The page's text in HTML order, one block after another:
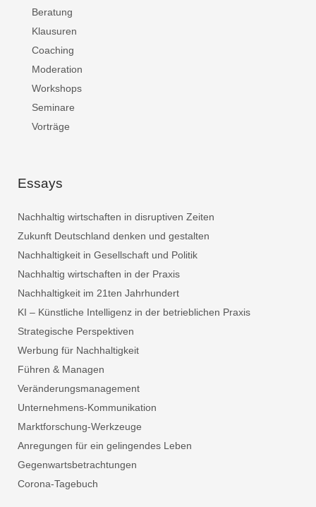
Beratung
Klausuren
Coaching
Moderation
Workshops
Seminare
Vorträge
Essays
Nachhaltig wirtschaften in disruptiven Zeiten
Zukunft Deutschland denken und gestalten
Nachhaltigkeit in Gesellschaft und Politik
Nachhaltig wirtschaften in der Praxis
Nachhaltigkeit im 21ten Jahrhundert
KI – Künstliche Intelligenz in der betrieblichen Praxis
Strategische Perspektiven
Werbung für Nachhaltigkeit
Führen & Managen
Veränderungsmanagement
Unternehmens-Kommunikation
Marktforschung-Werkzeuge
Anregungen für ein gelingendes Leben
Gegenwartsbetrachtungen
Corona-Tagebuch